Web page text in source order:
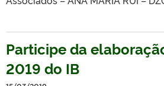
Participe da
2019 do IB